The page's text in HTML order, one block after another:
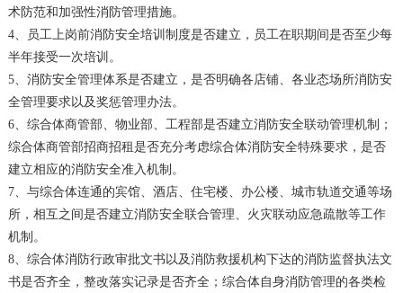
术防范和加强性消防管理措施。
4、员工上岗前消防安全培训制度是否建立，员工在职期间是否至少每
半年接受一次培训。
5、消防安全管理体系是否建立，是否明确各店铺、各业态场所消防安
全管理要求以及奖惩管理办法。
6、综合体商管部、物业部、工程部是否建立消防安全联动管理机制；
综合体商管部招商招租是否充分考虑综合体消防安全特殊要求，是否
建立相应的消防安全准入机制。
7、与综合体连通的宾馆、酒店、住宅楼、办公楼、城市轨道交通等场
所，相互之间是否建立消防安全联合管理、火灾联动应急疏散等工作
机制。
8、综合体消防行政审批文书以及消防救援机构下达的消防监督执法文
书是否齐全，整改落实记录是否齐全；综合体自身消防管理的各类检